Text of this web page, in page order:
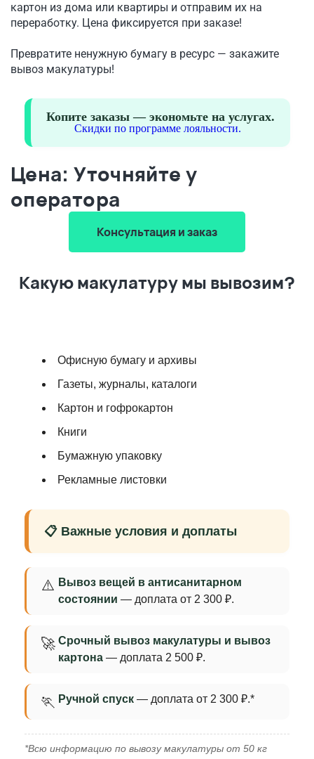
картон из дома или квартиры и отправим их на
переработку. Цена фиксируется при заказе!
Превратите ненужную бумагу в ресурс — закажите
вывоз макулатуры!
Копите заказы — экономьте на услугах.
Скидки по программе лояльности.
Цена: Уточняйте у
оператора
Консультация и заказ
Какую макулатуру мы вывозим?
Офисную бумагу и архивы
Газеты, журналы, каталоги
Картон и гофрокартон
Книги
Бумажную упаковку
Рекламные листовки
📋 Важные условия и доплаты
⚠️ Вывоз вещей в антисанитарном
состоянии — доплата от 2 300 ₽.
🚀 Срочный вывоз макулатуры и вывоз
картона — доплата 2 500 ₽.
🏃 Ручной спуск — доплата от 2 300 ₽.*
*Всю информацию по вывозу макулатуры от 50 кг